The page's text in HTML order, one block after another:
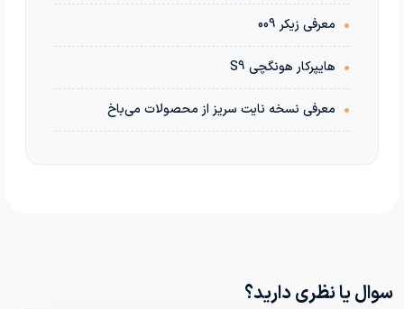
• معرفی زیکر 009
• هایپرکار هونگچی S9
• معرفی نسخه نایت سریز از محصولات می‌باخ
سوال یا نظری دارید؟